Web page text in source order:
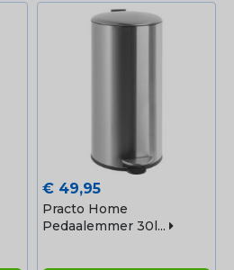
Prijs
€ 49,95
Practo Home
Pedaalemmer 30l...